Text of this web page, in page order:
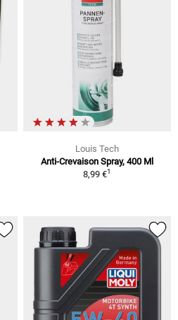
Louis Tech
Anti-Crevaison Spray, 400 Ml
8,99 €1